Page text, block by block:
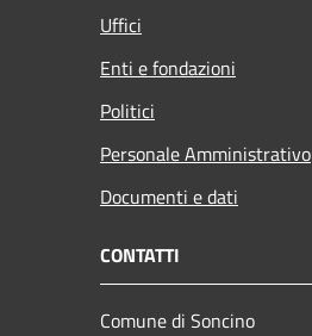
Uffici
Enti e fondazioni
Politici
Personale Amministrativo
Documenti e dati
CONTATTI
Comune di Soncino